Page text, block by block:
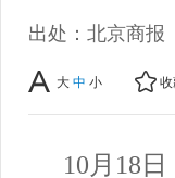
出处：北京商报
大 中 小 收
10月18